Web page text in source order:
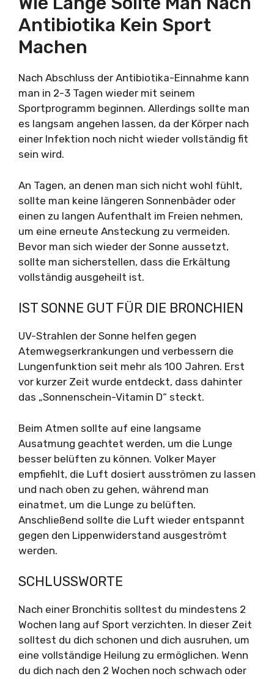
Antibiotika Kein Sport
Machen
Nach Abschluss der Antibiotika-Einnahme kann
man in 2-3 Tagen wieder mit seinem
Sportprogramm beginnen. Allerdings sollte man
es langsam angehen lassen, da der Körper nach
einer Infektion noch nicht wieder vollständig fit
sein wird.
An Tagen, an denen man sich nicht wohl fühlt,
sollte man keine längeren Sonnenbäder oder
einen zu langen Aufenthalt im Freien nehmen,
um eine erneute Ansteckung zu vermeiden.
Bevor man sich wieder der Sonne aussetzt,
sollte man sicherstellen, dass die Erkältung
vollständig ausgeheilt ist.
IST SONNE GUT FÜR DIE BRONCHIEN
UV-Strahlen der Sonne helfen gegen
Atemwegserkrankungen und verbessern die
Lungenfunktion seit mehr als 100 Jahren. Erst
vor kurzer Zeit wurde entdeckt, dass dahinter
das „Sonnenschein-Vitamin D“ steckt.
Beim Atmen sollte auf eine langsame
Ausatmung geachtet werden, um die Lunge
besser belüften zu können. Volker Mayer
empfiehlt, die Luft dosiert ausströmen zu lassen
und nach oben zu gehen, während man
einatmet, um die Lunge zu belüften.
Anschließend sollte die Luft wieder entspannt
gegen den Lippenwiderstand ausgeströmt
werden.
SCHLUSSWORTE
Nach einer Bronchitis solltest du mindestens 2
Wochen lang auf Sport verzichten. In dieser Zeit
solltest du dich schonen und dich ausruhen, um
eine vollständige Heilung zu ermöglichen. Wenn
du dich nach den 2 Wochen noch schwach oder